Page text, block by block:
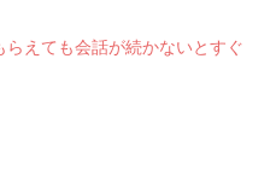
えても会話が続かないとすぐ